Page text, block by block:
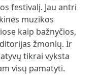
festivalį. Jau antri
muzikos
kaip bažnyčios,
žmonių. Ir
tikrai vyksta
visų pamatyti.